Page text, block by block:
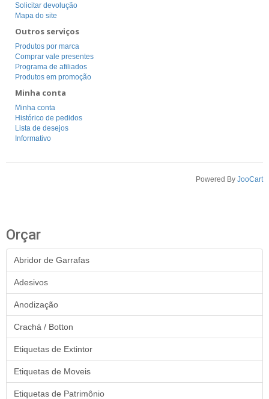
Solicitar devolução
Mapa do site
Outros serviços
Produtos por marca
Comprar vale presentes
Programa de afiliados
Produtos em promoção
Minha conta
Minha conta
Histórico de pedidos
Lista de desejos
Informativo
Powered By JooCart
Orçar
Abridor de Garrafas
Adesivos
Anodização
Crachá / Botton
Etiquetas de Extintor
Etiquetas de Moveis
Etiquetas de Patrimônio